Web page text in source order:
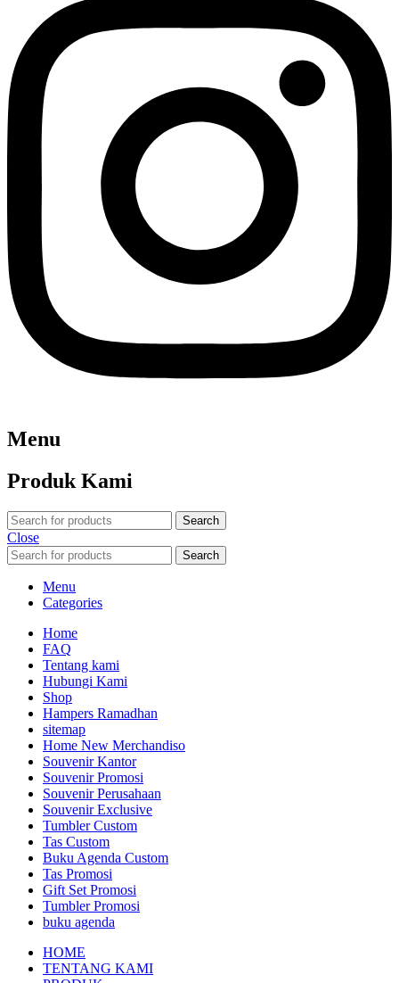
Menu
Produk Kami
Search
Close
Search
Menu
Categories
Home
FAQ
Tentang kami
Hubungi Kami
Shop
Hampers Ramadhan
sitemap
Home New Merchandiso
Souvenir Kantor
Souvenir Promosi
Souvenir Perusahaan
Souvenir Exclusive
Tumbler Custom
Tas Custom
Buku Agenda Custom
Tas Promosi
Gift Set Promosi
Tumbler Promosi
buku agenda
HOME
TENTANG KAMI